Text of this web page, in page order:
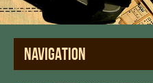
NAVIGATION